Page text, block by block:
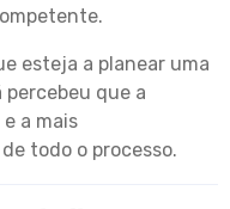
esteja a planear uma
que a
a mais
todo o processo.